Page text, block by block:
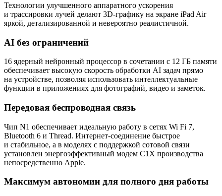
Технологии улучшенного аппаратного ускорения
и трассировки лучей делают 3D-графику на экране iPad Air
яркой, детализированной и невероятно реалистичной.
AI без ограничений
16 ядерный нейронный процессор в сочетании с 12 ГБ памяти
обеспечивает высокую скорость обработки AI задач прямо
на устройстве, позволяя использовать интеллектуальные
функции в приложениях для фотографий, видео и заметок.
Передовая беспроводная связь
Чип N1 обеспечивает идеальную работу в сетях Wi Fi 7,
Bluetooth 6 и Thread. Интернет-соединение быстрое
и стабильное, а в моделях с поддержкой сотовой связи
установлен энергоэффективный модем C1X производства
непосредственно Apple.
Максимум автономии для полного дня работы